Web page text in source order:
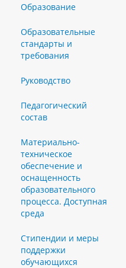
Образование
Образовательные
стандарты и
требования
Руководство
Педагогический
состав
Материально-
техническое
обеспечение и
оснащенность
образовательного
процесса. Доступная
среда
Стипендии и меры
поддержки
обучающихся